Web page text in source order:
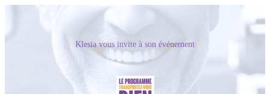
Klesia vous invite à son événement